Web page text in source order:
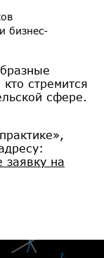
бизнес-
стремится
сфере.
заявку на